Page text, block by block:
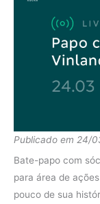
Publicado em 24/
Bate-papo com
para área de
pouco de sua